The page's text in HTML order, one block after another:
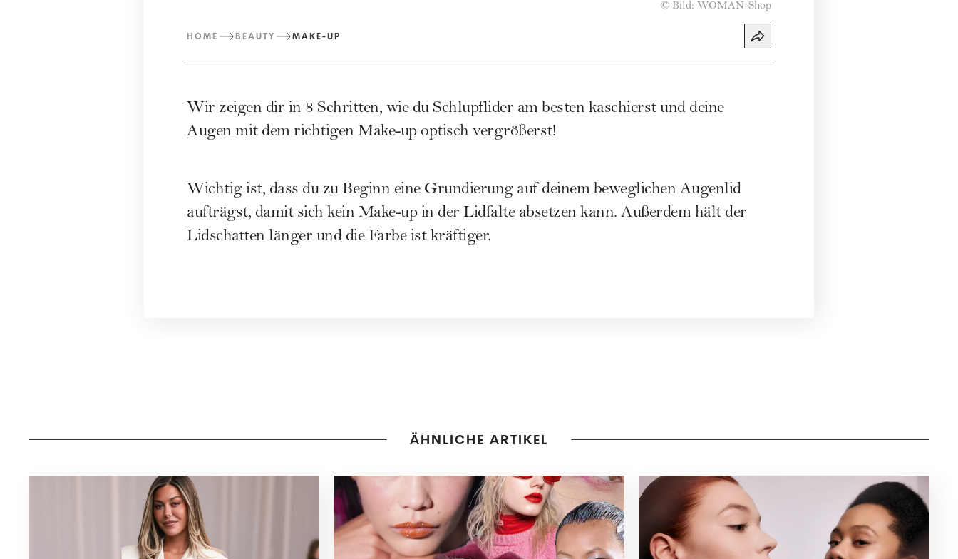
© Bild: WOMAN-Shop
HOME BEAUTY MAKE-UP
Wir zeigen dir in 8 Schritten, wie du Schlupflider am besten kaschierst und deine
Augen mit dem richtigen Make-up optisch vergrößerst!
Wichtig ist, dass du zu Beginn eine Grundierungauf deinem beweglichen Augenlid
aufträgst, damit sich kein Make-up in der Lidfalte absetzen kann. Außerdem hält der
Lidschatten länger und die Farbe ist kräftiger.
ÄHNLICHE ARTIKEL